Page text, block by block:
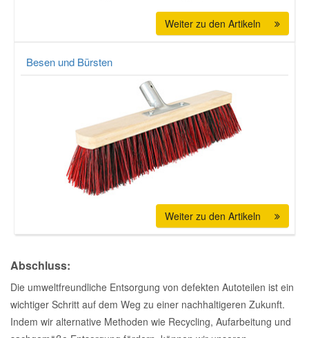
Weiter zu den Artikeln
Besen und Bürsten
Weiter zu den Artikeln
Abschluss:
Die umweltfreundliche Entsorgung von defekten Autoteilen ist ein
wichtiger Schritt auf dem Weg zu einer nachhaltigeren Zukunft.
Indem wir alternative Methoden wie Recycling, Aufarbeitung und
Smart Ersatzteile
Toyota Ersatzteile
Vauxhall Ersatzteile